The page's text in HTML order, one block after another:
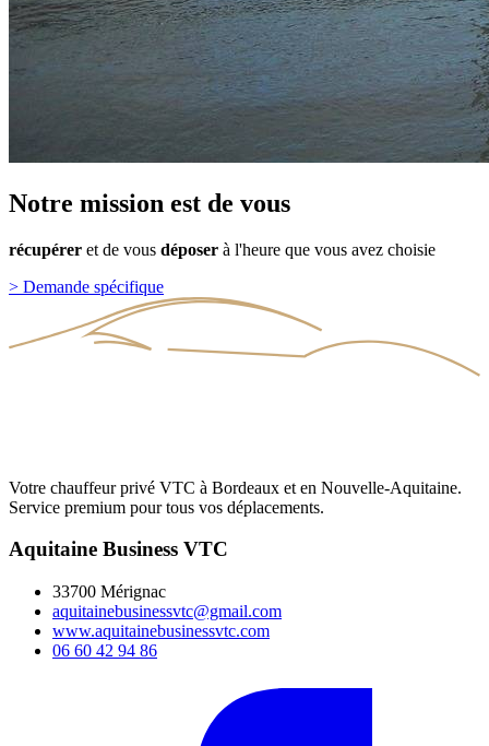
Notre mission est de vous
récupérer et de vous déposer à l'heure que vous avez choisie
> Demande spécifique
Votre chauffeur privé VTC à Bordeaux et en Nouvelle-Aquitaine.
Service premium pour tous vos déplacements.
Aquitaine Business VTC
33700 Mérignac
aquitainebusinessvtc@gmail.com
www.aquitainebusinessvtc.com
06 60 42 94 86